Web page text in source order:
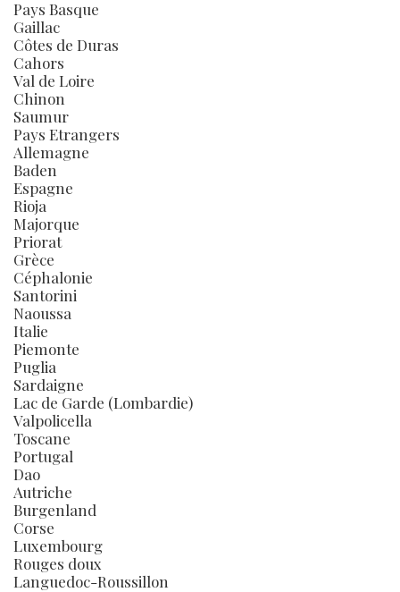
Pays Basque
Gaillac
Côtes de Duras
Cahors
Val de Loire
Chinon
Saumur
Pays Etrangers
Allemagne
Baden
Espagne
Rioja
Majorque
Priorat
Grèce
Céphalonie
Santorini
Naoussa
Italie
Piemonte
Puglia
Sardaigne
Lac de Garde (Lombardie)
Valpolicella
Toscane
Portugal
Dao
Autriche
Burgenland
Corse
Luxembourg
Rouges doux
Languedoc-Roussillon